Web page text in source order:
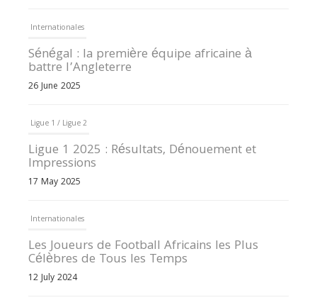
Internationales
Sénégal : la première équipe africaine à
battre l’Angleterre
26 June 2025
Ligue 1 / Ligue 2
Ligue 1 2025 : Résultats, Dénouement et
Impressions
17 May 2025
Internationales
Les Joueurs de Football Africains les Plus
Célèbres de Tous les Temps
12 July 2024